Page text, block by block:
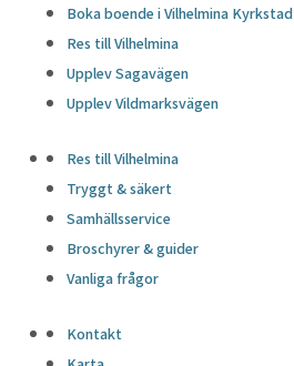
Boka boende i Vilhelmina Kyrkstad
Res till Vilhelmina
Upplev Sagavägen
Upplev Vildmarksvägen
Res till Vilhelmina
Tryggt & säkert
Samhällsservice
Broschyrer & guider
Vanliga frågor
Kontakt